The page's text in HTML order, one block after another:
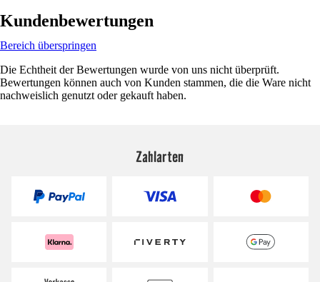
Kundenbewertungen
Bereich überspringen
Die Echtheit der Bewertungen wurde von uns nicht überprüft.
Bewertungen können auch von Kunden stammen, die die Ware nicht
nachweislich genutzt oder gekauft haben.
Zahlarten